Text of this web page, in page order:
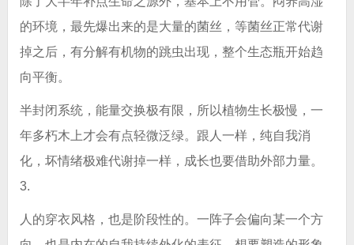
的环境，最先爆出来的是大量的菌丝，等菌丝正常代谢
掉之后，有分解有机物的跳虫出现，整个生态瓶开始趋
向平衡。
半封闭系统，能量交换极有限，所以植物生长极慢，一
年多朽木上才会有点轻微泛绿。跟人一样，纯自我消
化，坏情绪极难代谢掉一样，成长也要借助外部力量。
3.
人的穿衣风格，也是阶段性的。一阵子会偏向某一个方